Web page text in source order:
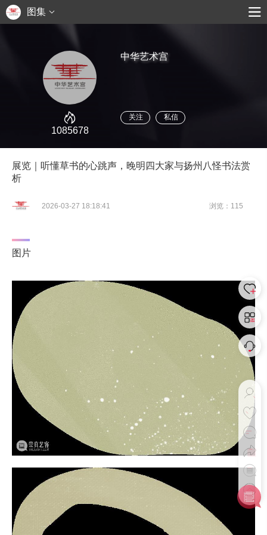
图集
1085678
中华艺术宫
关注 私信
展览｜听懂草书的心跳声，晚明四大家与扬州八怪书法赏
析
2026-03-27 18:18:41 浏览：115
图片